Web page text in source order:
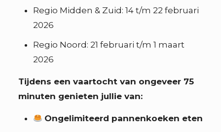
Regio Midden & Zuid: 14 t/m 22 februari
2026
Regio Noord: 21 februari t/m 1 maart
2026
Tijdens een vaartocht van ongeveer 75
minuten genieten jullie van:
Ongelimiteerd pannenkoeken eten